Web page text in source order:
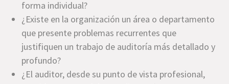
forma individual?
¿Existe en la organización un área o departamento
que presente problemas recurrentes que
justifiquen un trabajo de auditoría más detallado y
profundo?
¿El auditor, desde su punto de vista profesional,